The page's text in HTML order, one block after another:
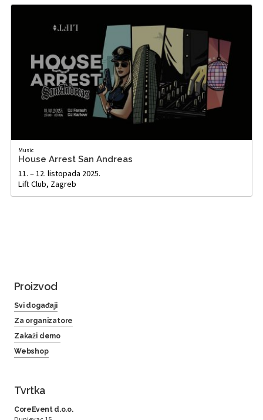
Music
House Arrest San Andreas
11. – 12. listopada 2025.
Lift Club, Zagreb
Proizvod
Svi događaji
Za organizatore
Zakaži demo
Webshop
Tvrtka
CoreEvent d.o.o.